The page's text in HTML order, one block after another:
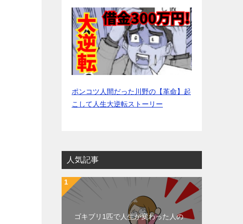
ポンコツ人間だった川野の【革命】起
こして人生大逆転ストーリー
人気記事
ゴキブリ1匹で人生が変わった人の